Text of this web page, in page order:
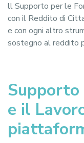
ll Supporto per le
con il Reddito di
e con ogni altro
sostegno al reddito
Supporto
e il